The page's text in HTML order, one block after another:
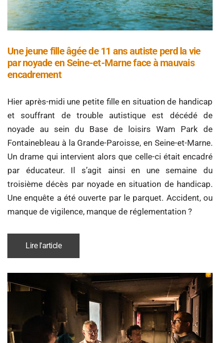
Une jeune fille âgée de 11 ans autiste perd la vie
par noyade en Seine-et-Marne face à mauvais
encadrement
Hier après-midi une petite fille en situation de handicap
et souffrant de trouble autistique est décédé de
noyade au sein du Base de loisirs Wam Park de
Fontainebleau à la Grande-Paroisse, en Seine-et-Marne.
Un drame qui intervient alors que celle-ci était encadré
par éducateur. Il s’agit ainsi en une semaine du
troisième décès par noyade en situation de handicap.
Une enquête a été ouverte par le parquet. Accident, ou
manque de vigilence, manque de réglementation ?
Lire l'article